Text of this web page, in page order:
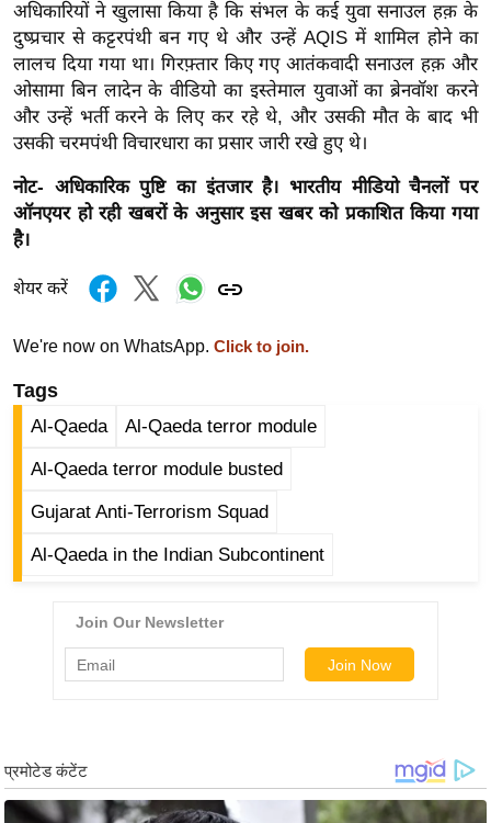
रा
ज
नी
ति
वि
ष
ण
म
म
क
मा
तृ
मि
स्तं
.
आ
ई
अधिकारियों ने खुलासा किया है कि संभल के कई युवा सनाउल हक़ के
दुष्प्रचार से कट्टरपंथी बन गए थे और उन्हें AQIS में शामिल होने का
लालच दिया गया था। गिरफ़्तार किए गए आतंकवादी सनाउल हक़ और
ओसामा बिन लादेन के वीडियो का इस्तेमाल युवाओं का ब्रेनवॉश करने
और उन्हें भर्ती करने के लिए कर रहे थे, और उसकी मौत के बाद भी
उसकी चरमपंथी विचारधारा का प्रसार जारी रखे हुए थे।
नोट- अधिकारिक पुष्टि का इंतजार है। भारतीय मीडियो चैनलों पर
ऑनएयर हो रही खबरों के अनुसार इस खबर को प्रकाशित किया गया
है।
शेयर करें
We're now on WhatsApp. Click to join.
Tags
Al-Qaeda Al-Qaeda terror module
Al-Qaeda terror module busted
Gujarat Anti-Terrorism Squad
Al-Qaeda in the Indian Subcontinent